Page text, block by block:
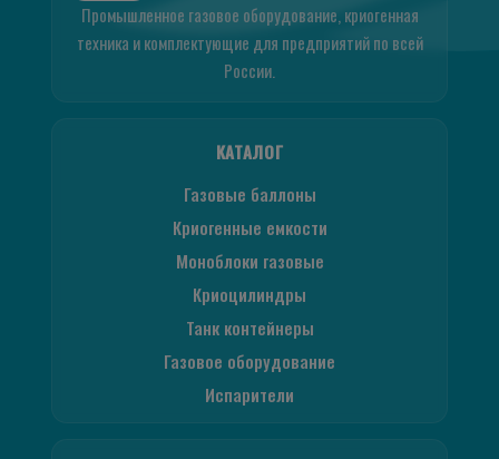
Промышленное газовое оборудование, криогенная
техника и комплектующие для предприятий по всей
России.
КАТАЛОГ
Газовые баллоны
Криогенные емкости
Моноблоки газовые
Криоцилиндры
Танк контейнеры
Газовое оборудование
Испарители